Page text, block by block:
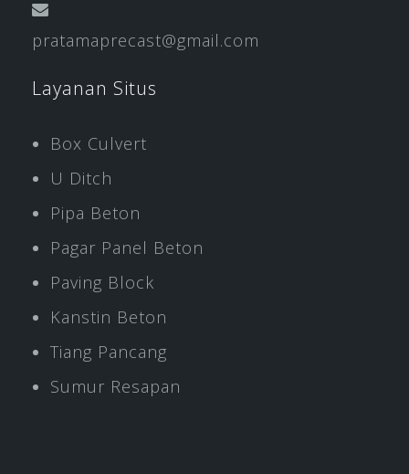
pratamaprecast@gmail.com
Layanan Situs
Box Culvert
U Ditch
Pipa Beton
Pagar Panel Beton
Paving Block
Kanstin Beton
Tiang Pancang
Sumur Resapan